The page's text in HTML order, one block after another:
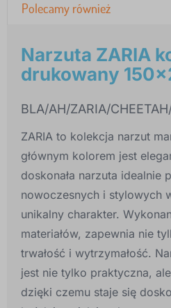
Polecamy również
Narzuta ZARIA
drukowany
BLA/AH/ZARIA/
ZARIA to kolekcja narzut
głównym kolorem jest
doskonała narzuta idealnie
nowoczesnych i stylowych
unikalny charakter.
materiałów, zapewnia nie
trwałość i wytrzymałość.
jest nie tylko praktyczna,
dzięki czemu staje się